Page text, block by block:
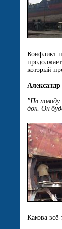
Конфликт
который
"По
док. Он
Какова